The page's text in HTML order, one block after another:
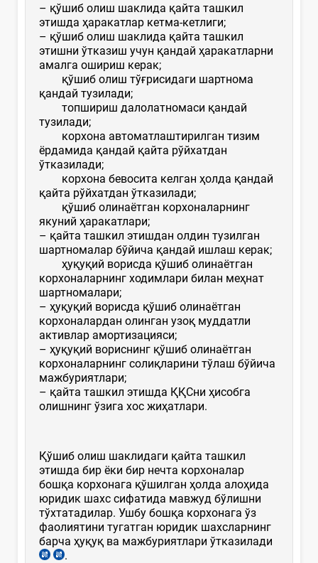
– қўшиб олиш шаклида қайта ташкил
этишда ҳаракатлар кетма-кетлиги;
– қўшиб олиш шаклида қайта ташкил
этишни ўтказиш учун қандай ҳаракатларни
амалга ошириш керак;
қўшиб олиш тўғрисидаги шартнома
қандай тузилади;
топшириш далолатномаси қандай
тузилади;
корхона автоматлаштирилган тизим
ёрдамида қандай қайта рўйхатдан
ўтказилади;
корхона бевосита келган ҳолда қандай
қайта рўйхатдан ўтказилади;
қўшиб олинаётган корхоналарнинг
якуний ҳаракатлари;
– қайта ташкил этишдан олдин тузилган
шартномалар бўйича қандай ишлаш керак;
ҳуқуқий ворисда қўшиб олинаётган
корхоналарнинг ходимлари билан меҳнат
шартномалари;
– ҳуқуқий ворисда қўшиб олинаётган
корхоналардан олинган узоқ муддатли
активлар амортизацияси;
– ҳуқуқий вориснинг қўшиб олинаётган
корхоналарнинг солиқларини тўлаш бўйича
мажбуриятлари;
– қайта ташкил этишда ҚҚСни ҳисобга
олишнинг ўзига хос жиҳатлари.
Қўшиб олиш шаклидаги қайта ташкил
этишда бир ёки бир нечта корхоналар
бошқа корхонага қўшилган ҳолда алоҳида
юридик шахс сифатида мавжуд бўлишни
тўхтатадилар. Ушбу бошқа корхонага ўз
фаолиятини тугатган юридик шахсларнинг
барча ҳуқуқ ва мажбуриятлари ўтказилади
.